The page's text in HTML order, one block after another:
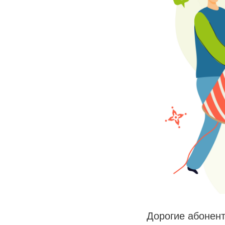
Дорогие